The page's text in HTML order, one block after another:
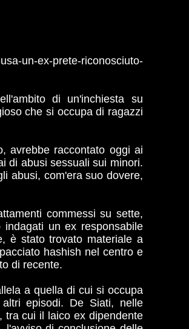
un-ex-prete-riconosciuto-
di un'inchiesta su
che si occupa di ragazzi
avrebbe raccontato oggi ai
di abusi sessuali sui minori.
abusi, com'era suo dovere,
commessi su sette,
un ex responsabile
è stato trovato materiale a
hashish nel centro e
di recente.
a quella di cui si occupa
episodi. De Siati, nelle
tra cui il laico ex dipendente